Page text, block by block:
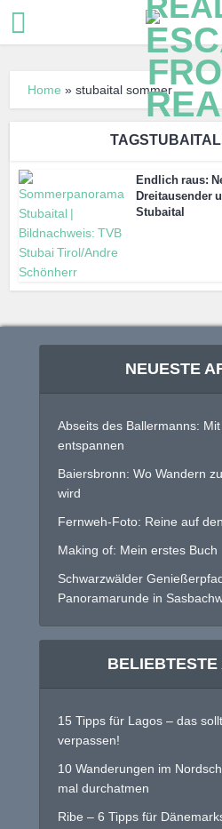
Home »stubaital sommer
Endlich raus:
Dreitausender
Stubaital
NEUESTE
Abseits des Ballermanns:
entspannen
Baiersbronn: Wo Wandern
wird
Fernweh-Foto: Reine auf
Making of: Mein erstes Buch
Schwarzwälder
Panoramarunde in
15 Tipps für Lagos – das
verpassen!
10 Wanderungen im
mal durchatmen
Ribe – 6 Tipps für